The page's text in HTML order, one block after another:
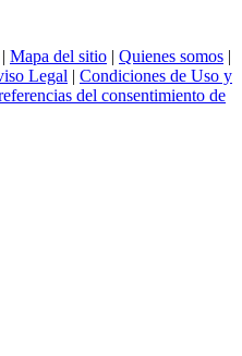
| Mapa del sitio | Quienes somos |
Legal | Condiciones de Uso y
del consentimiento de